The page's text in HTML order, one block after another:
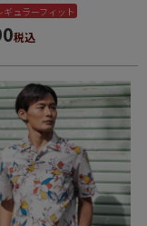
ギュラーフィット
税込